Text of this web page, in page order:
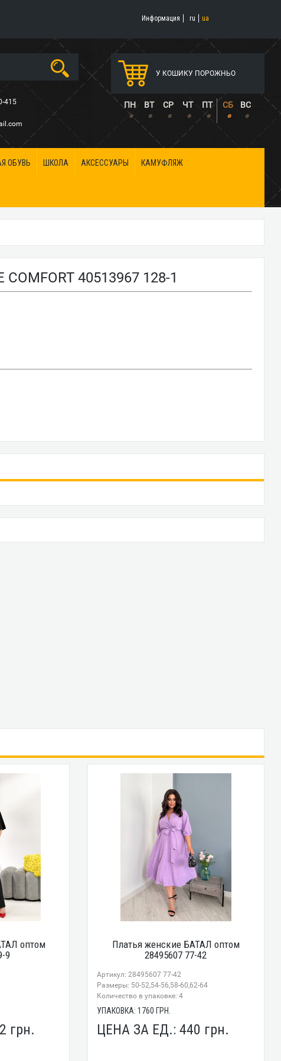
Информация ru ua
415
У КОШИКУ ПОРОЖНЬО
ПН ВТ СР ЧТ ПТ СБ ВС
• • • • • • •
ОБУВЬ ШКОЛА АКСЕССУАРЫ КАМУФЛЯЖ
40513967 128-1
оптом
9
грн.
Платья женские БАТАЛ оптом
28495607 77-42
Артикул: 28495607 77-42
Размеры: 50-52,54-56,58-60,62-64
Количество в упаковке: 4
УПАКОВКА:1760ГРН.
ЦЕНА ЗА ЕД.:440 грн.